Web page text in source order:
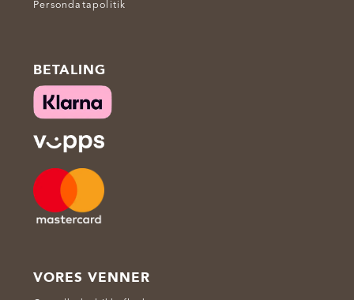
Persondatapolitik
BETALING
VORES VENNER